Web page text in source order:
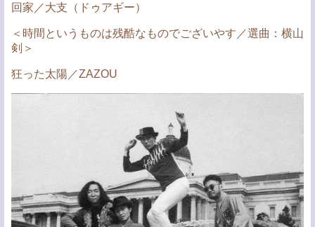
回家／大支（ドゥアギー）
＜時間というものは残酷なものでございやす／選曲：横山
剣＞
狂った太陽／ZAZOU